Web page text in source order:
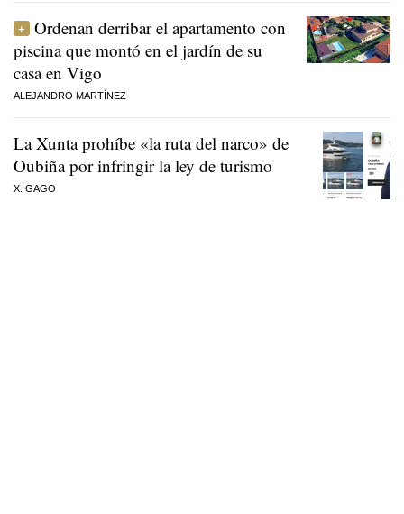
Ordenan derribar el apartamento con
piscina que montó en el jardín de su
casa en Vigo
ALEJANDRO MARTÍNEZ
La Xunta prohíbe «la ruta del narco» de
Oubiña por infringir la ley de turismo
X. GAGO